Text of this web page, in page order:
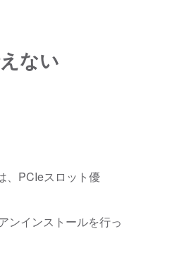
ない
、PCIeスロット優
ンインストールを行っ